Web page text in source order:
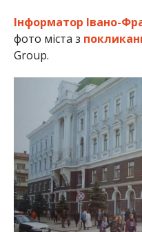
Інформатор Івано-
фото міста з
Group.